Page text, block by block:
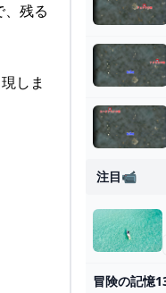
残る
しま
注目📹